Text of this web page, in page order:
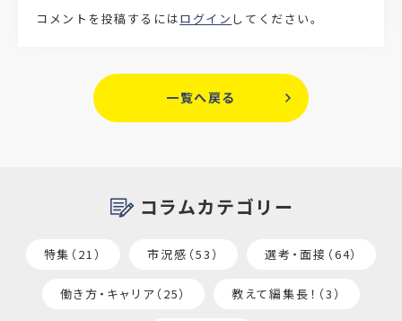
コメントを投稿するにはログイン してください。
一覧へ戻る
コラムカテゴリー
特集（21） 市況感（53） 選考・面接（64）
働き方・キャリア（25） 教えて編集長！（3）